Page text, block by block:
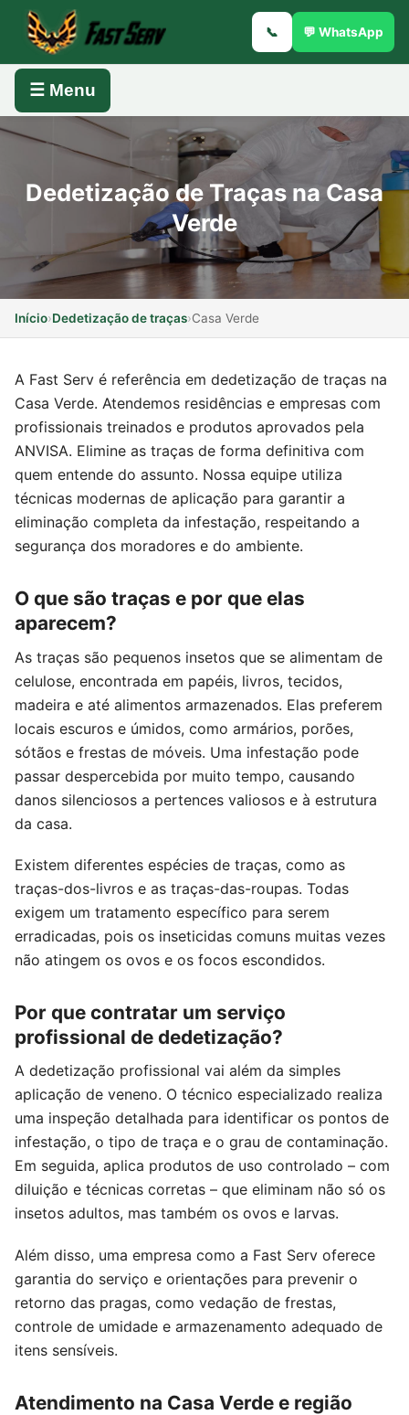
📞 💬 WhatsApp
☰ Menu
Dedetização de Traças na Casa
Verde
Início›Dedetização de traças›Casa Verde
A Fast Serv é referência em dedetização de traças na
Casa Verde. Atendemos residências e empresas com
profissionais treinados e produtos aprovados pela
ANVISA. Elimine as traças de forma definitiva com
quem entende do assunto. Nossa equipe utiliza
técnicas modernas de aplicação para garantir a
eliminação completa da infestação, respeitando a
segurança dos moradores e do ambiente.
O que são traças e por que elas
aparecem?
As traças são pequenos insetos que se alimentam de
celulose, encontrada em papéis, livros, tecidos,
madeira e até alimentos armazenados. Elas preferem
locais escuros e úmidos, como armários, porões,
sótãos e frestas de móveis. Uma infestação pode
passar despercebida por muito tempo, causando
danos silenciosos a pertences valiosos e à estrutura
da casa.
Existem diferentes espécies de traças, como as
traças-dos-livros e as traças-das-roupas. Todas
exigem um tratamento específico para serem
erradicadas, pois os inseticidas comuns muitas vezes
não atingem os ovos e os focos escondidos.
Por que contratar um serviço
profissional de dedetização?
A dedetização profissional vai além da simples
aplicação de veneno. O técnico especializado realiza
uma inspeção detalhada para identificar os pontos de
infestação, o tipo de traça e o grau de contaminação.
Em seguida, aplica produtos de uso controlado – com
diluição e técnicas corretas – que eliminam não só os
insetos adultos, mas também os ovos e larvas.
Além disso, uma empresa como a Fast Serv oferece
garantia do serviço e orientações para prevenir o
retorno das pragas, como vedação de frestas,
controle de umidade e armazenamento adequado de
itens sensíveis.
Atendimento na Casa Verde e região